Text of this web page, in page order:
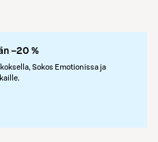
–20 %
Sokos Emotionissa ja